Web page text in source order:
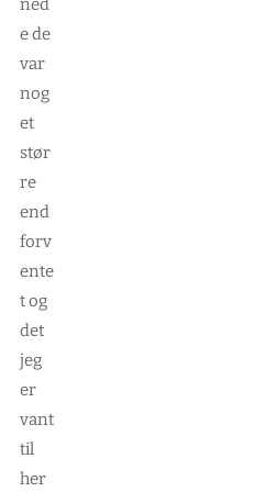
ned
e de
var
nog
et
stør
re
end
forv
ente
t og
det
jeg
er
vant
til
her